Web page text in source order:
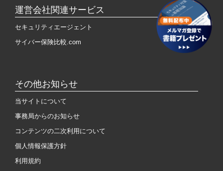
運営会社関連サービス
セキュリティエージェント
サイバー保険比較.com
その他お知らせ
当サイトについて
事務局からのお知らせ
コンテンツの二次利用について
個人情報保護方針
利用規約